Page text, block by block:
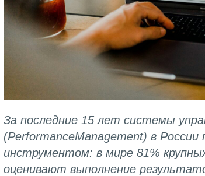
За последние 15 лет системы
(PerformanceManagement) в
инструментом: в мире 81%
оценивают выполнение